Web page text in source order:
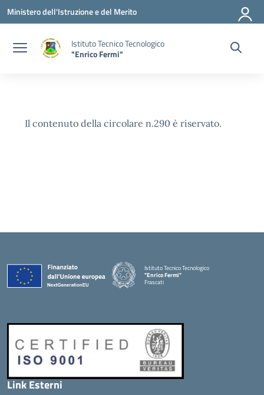
Vai ai contenuti
Vai al menu di navigazione
Vai al footer
Ministero dell'Istruzione e del Merito
Istituto Tecnico Tecnologico
"Enrico Fermi"
Il contenuto della circolare n.290 è riservato.
Istituto Tecnico Tecnologico
"Enrico Fermi"
Frascati
Link Esterni